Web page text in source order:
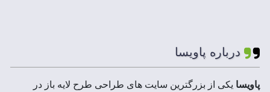
درباره پاویسا
پاویسا یکی از بزرگترین سایت های طراحی طرح لایه باز در